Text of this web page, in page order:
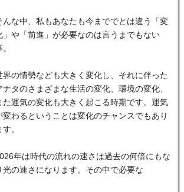
んな中、私もあなたも今まででとは違う「変
」や「前進」が必要なのは言うまでもない
界の情勢なども大きく変化し、それに伴った
ナタのさまざまな生活の変化、環境の変化、
た運気の変化も大きく起こる時期です。運気
変わるということは変化のチャンスでもあり
す。
年は時代の流れの速さは過去の何倍にもな
光の速さになります。その中で必要な